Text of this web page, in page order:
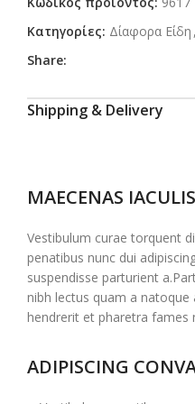
Κατηγορίες: Δίαφορα Είδη ,
Share:
Shipping & Delivery
MAECENAS IACULIS
Vestibulum curae torquent
penatibus nunc dui
suspendisse parturient
nibh lectus quam a natoque
hendrerit et pharetra fames
ADIPISCING